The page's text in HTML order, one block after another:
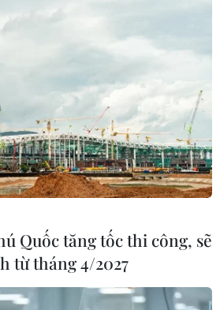
Quốc tăng tốc thi công, sẽ
từ tháng 4/2027